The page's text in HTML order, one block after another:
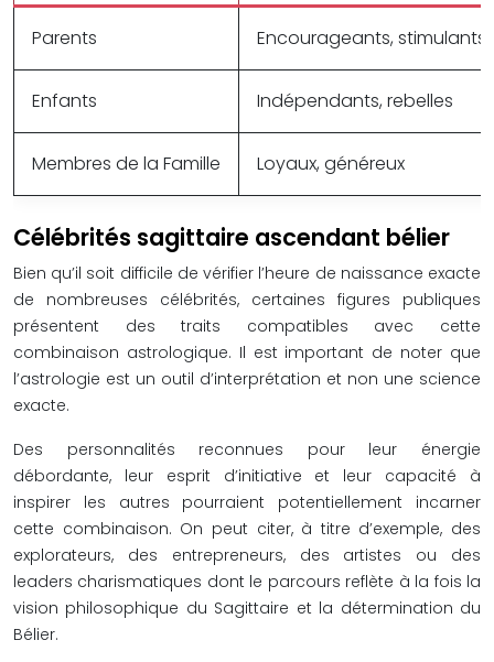
Parents Encourageants, stimulants
Enfants Indépendants, rebelles
Membres de la Famille Loyaux, généreux
Célébrités sagittaire ascendant bélier
Bien qu’il soit difficile de vérifier l’heure de naissance exacte
de nombreuses célébrités, certaines figures publiques
présentent des traits compatibles avec cette
combinaison astrologique. Il est important de noter que
l’astrologie est un outil d’interprétation et non une science
exacte.
Des personnalités reconnues pour leur énergie
débordante, leur esprit d’initiative et leur capacité à
inspirer les autres pourraient potentiellement incarner
cette combinaison. On peut citer, à titre d’exemple, des
explorateurs, des entrepreneurs, des artistes ou des
leaders charismatiques dont le parcours reflète à la fois la
vision philosophique du Sagittaire et la détermination du
Bélier.